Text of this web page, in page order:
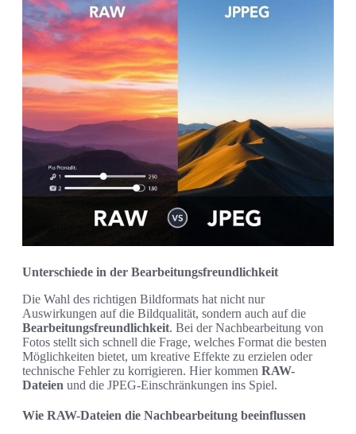
Unterschiede in der Bearbeitungsfreundlichkeit
Die Wahl des richtigen Bildformats hat nicht nur
Auswirkungen auf die Bildqualität, sondern auch auf die
Bearbeitungsfreundlichkeit. Bei der Nachbearbeitung von
Fotos stellt sich schnell die Frage, welches Format die besten
Möglichkeiten bietet, um kreative Effekte zu erzielen oder
technische Fehler zu korrigieren. Hier kommen RAW-
Dateien und die JPEG-Einschränkungen ins Spiel.
Wie RAW-Dateien die Nachbearbeitung beeinflussen